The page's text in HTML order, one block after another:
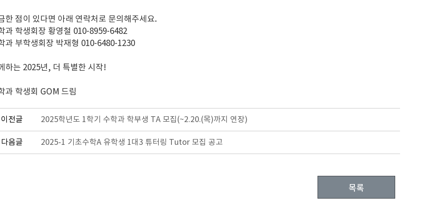
한 점이 있다면 아래 연락처로 문의해주세요.
과 학생회장 황영철 010-8959-6482
과 부학생회장 박재형 010-6480-1230
하는 2025년, 더 특별한 시작!
과 학생회 GOM 드림
이전글 2025학년도 1학기 수학과 학부생 TA 모집(~2.20.(목)까지 연장)
다음글 2025-1 기초수학A 유학생 1대3 튜터링 Tutor 모집 공고
목록